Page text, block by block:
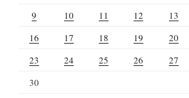
9
10 11 12 13
16
17 18 19 20
23
24 25 26 27
30